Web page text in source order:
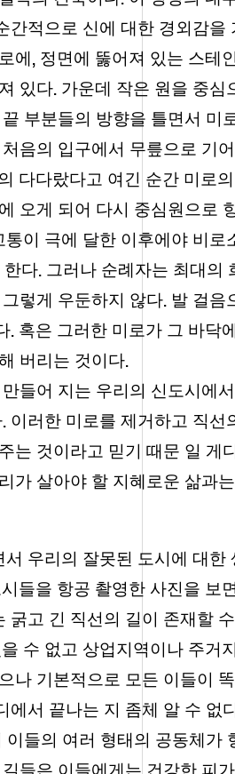
간적으로 신에 대한 경외감
에,정면에 뚫어져 있는 스테
있다.가운데 작은 원을 중심
부분들의 방향을 틀면서 미
음의 입구에서 무릎으로 기
다다랐다고 여긴 순간 미로
오게 되어 다시 중심원으로
이 극에 달한 이후에야 비로
한다.그러나 순례자는 최대의
렇게 우둔하지 않다.발 걸음
.혹은 그러한 미로가 그 바닥
버리는 것이다.
들어 지는 우리의 신도시에
.이러한 미로를 제거하고 직선
는 것이라고 믿기 때문 일 게
가 살아야 할 지혜로운 삶과
우리의 잘못된 도시에 대한
들을 항공 촬영한 사진을 보
굵고 긴 직선의 길이 존재할
수 없고 상업지역이나 주거
나 기본적으로 모든 이들이
에서 끝나는 지 좀체 알 수 없
들의 여러 형태의 공동체가
들은 이들에게는 건강한 피